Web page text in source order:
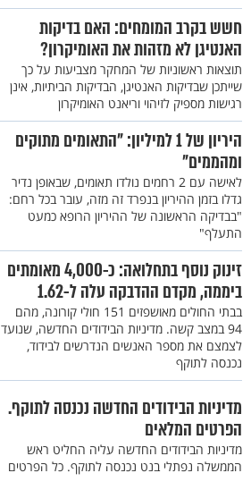
חשש בקרב המומחים: האם בדיקות
האנטיגן לא מזהות את האומיקרון?
תוצאות ראשוניות של המחקר מצביעות על כך
שייתכן שבדיקות האנטיגן, הבדיקות הביתיות, אינן
רגישות מספיק לזיהוי וריאנט האומיקרון
היריון של 1 למיליון: "התאומים מתוקים
ומהממים"
לאישה עם 2 רחמים נולדו תאומים, שבאופן נדיר
גדלו בזמן ההיריון בנפרד זה מזה, עובר בכל רחם:
"בבדיקה הראשונה של ההיריון הרופא כמעט
התעלף"
זינוק נוסף בתחלואה: כ-4,000 מאומתים
ביממה, מקדם ההדבקה עלה ל-1.62
בבתי החולים מאושפזים 151 חולי קורונה, מהם
94 במצב קשה. מדיניות הבידודים החדשה, שנועד
לצמצם את מספר האנשים הנדרשים לבידוד,
נכנסה לתוקף
מדיניות הבידודים החדשה נכנסה לתוקף.
הפרטים המלאים
מדיניות הבידודים החדשה עליה החליט ראש
הממשלה נפתלי בנט נכנסה לתוקף. כל הפרטים